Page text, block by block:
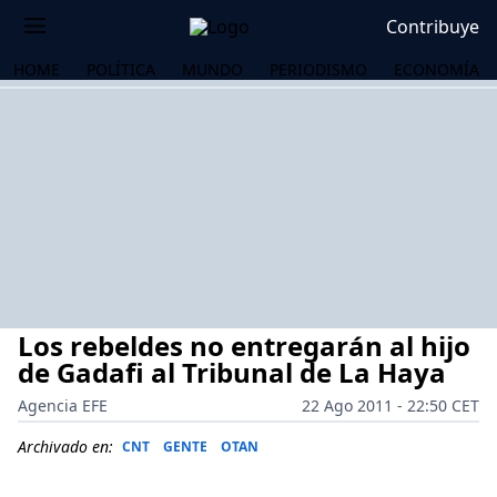
Contribuye
HOME POLÍTICA MUNDO PERIODISMO ECONOMÍA
Los rebeldes no entregarán al hijo
de Gadafi al Tribunal de La Haya
Agencia EFE
22 Ago 2011 - 22:50 CET
Archivado en: CNT GENTE OTAN